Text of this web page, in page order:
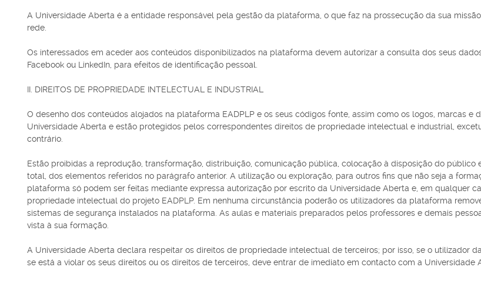
A Universidade Aberta é a entidade responsável pela gestão da plataforma, o que faz na prossecução da sua
rede.
Os interessados em aceder aos conteúdos disponibilizados na plataforma devem autorizar a consulta dos seus
Facebook ou LinkedIn, para efeitos de identificação pessoal.
II. DIREITOS DE PROPRIEDADE INTELECTUAL E INDUSTRIAL
O desenho dos conteúdos alojados na plataforma EADPLP e os seus códigos fonte, assim como os logos, marcas
Universidade Aberta e estão protegidos pelos correspondentes direitos de propriedade intelectual e industrial,
contrário.
Estão proibidas a reprodução, transformação, distribuição, comunicação pública, colocação à disposição do
total, dos elementos referidos no parágrafo anterior. A utilização ou exploração, para outros fins que não seja a
plataforma só podem ser feitas mediante expressa autorização por escrito da Universidade Aberta e, em qualquer
propriedade intelectual do projeto EADPLP. Em nenhuma circunstância poderão os utilizadores da plataforma
sistemas de segurança instalados na plataforma. As aulas e materiais preparados pelos professores e demais
vista à sua formação.
A Universidade Aberta declara respeitar os direitos de propriedade intelectual de terceiros; por isso, se o utilizador
se está a violar os seus direitos ou os direitos de terceiros, deve entrar de imediato em contacto com a Universidade